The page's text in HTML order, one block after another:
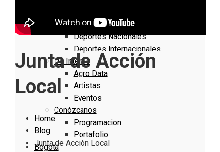
Deportes Locales
Deportes Nacionales
Deportes Internacionales
De Interés
Agro Data
Artistas
Eventos
Conózcanos
Programacion
Portafolio
Bogotá
Junta de Acción
Local
Home
Blog
Junta de Acción Local